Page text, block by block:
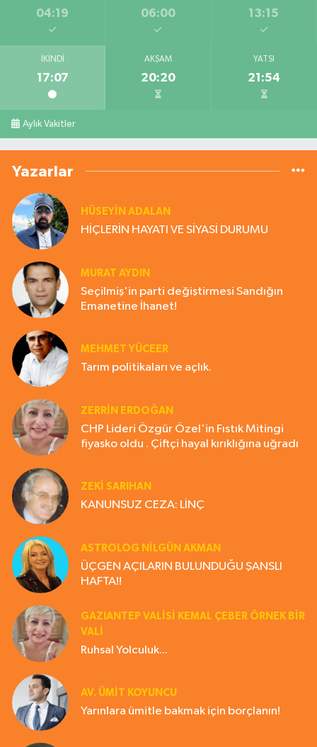
04:19 06:00 13:15
İKINDI
17:07
AKŞAM
20:20
YATSI
21:54
Aylık Vakitler
Yazarlar
HÜSEYIN ADALAN
HİÇLERİN HAYATI VE SİYASİ DURUMU
MURAT AYDIN
Seçilmiş'in parti değiştirmesi Sandığın
Emanetine İhanet!
MEHMET YÜCEER
Tarım politikaları ve açlık.
ZERRIN ERDOĞAN
CHP Lideri Özgür Özel'in Fıstık Mitingi
fiyasko oldu . Çiftçi hayal kırıklığına uğradı
ZEKI SARIHAN
KANUNSUZ CEZA: LİNÇ
ASTROLOG NILGÜN AKMAN
ÜÇGEN AÇILARIN BULUNDUĞU ŞANSLI
HAFTA!!
GAZIANTEP VALISI KEMAL ÇEBER ÖRNEK BİR
VALİ
Ruhsal Yolculuk...
AV. ÜMIT KOYUNCU
Yarınlara ümitle bakmak için borçlanın!